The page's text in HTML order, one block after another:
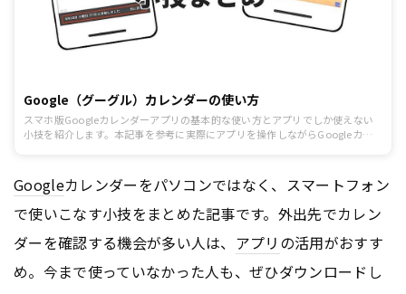
Google（グーグル）カレンダーの使い方
スマホ版Googleカレンダーアプリの基本的な使い方とアプリでしか使えない
小技を紹介します。本記事を参考に実際にアプリを操作しながらGoogleカレ
Googleカレンダーをパソコンではなく、スマートフォン
で使いこなす小技をまとめた記事です。外出先でカレン
ダーを確認する機会が多い人は、 アプリ の活用がおすす
め。今まで使っていなかった人も、ぜひダウンロードし